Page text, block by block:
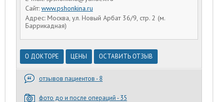
Сайт: www.pshonkina.ru
Адрес: Москва, ул. Новый Арбат 36/9, стр. 2 (м.
Баррикадная)
О ДОКТОРЕ ЦЕНЫ ОСТАВИТЬ ОТЗЫВ
отзывов пациентов - 8
фото до и после операций - 35